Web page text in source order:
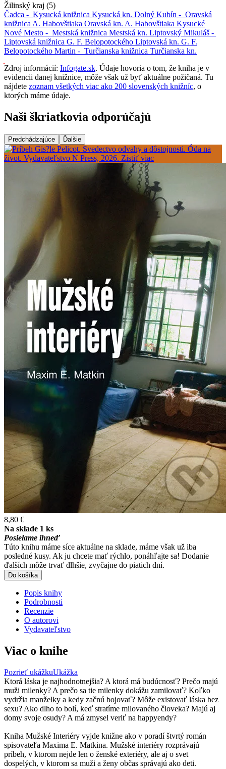
Žilinský kraj (5)
Čadca - Kysucká knižnica Kysucká kn. Dolný Kubín - Oravská
knižnica A. Habovštiaka Oravská kn. A. Habovštiaka Kysucké
Nové Mesto - Mestská knižnica Mestská kn. Liptovský Mikuláš -
Liptovská knižnica G. F. Belopotockého Liptovská kn. G. F.
Belopotockého Martin - Turčianska knižnica Turčianska kn.
Zdroj informácií: Infogate.sk. Údaje hovoria o tom, že kniha je v
evidencii danej knižnice, môže však už byť aktuálne požičaná. Tu
nájdete zoznam všetkých viac ako 200 slovenských knižníc, o
ktorých máme údaje.
Naši škriatkovia odporúčajú
Predchádzajúce Ďalšie
8,80 €
Na sklade 1 ks
Posielame ihneď
Túto knihu máme síce aktuálne na sklade, máme však už iba
posledné kusy. Ak ju chcete mať rýchlo, ponáhľajte sa! Dodanie
ďalších môže trvať dlhšie, zvyčajne do piatich dní.
Do košíka
Popis knihy
Podrobnosti
Recenzie
O autorovi
Vydavateľstvo
Viac o knihe
Pozrieť ukážkuUkážka
Ktorá láska je najhodnotnejšia? A ktorá má budúcnosť? Prečo majú
muži milenky? A prečo sa tie milenky dokážu zamilovať? Koľko
vydržia manželky a kedy začnú bojovať? Môže existovať láska bez
sexu? Ako dlho to bolí, keď stratíme milovaného človeka? Majú aj
domy svoje osudy? A má zmysel veriť na happyendy?
Kniha Mužské Interiéry vyjde knižne ako v poradí štvrtý román
spisovateľa Maxima E. Matkina. Mužské interiéry rozprávajú
príbeh, v ktorom nejde len o ženské exteriéry, ale aj o svet
dospelých, v ktorom sa muži a ženy občas správajú ako deti.